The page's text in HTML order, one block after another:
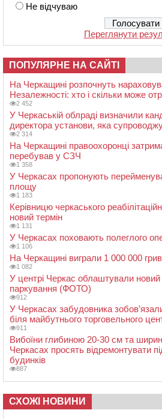
Не відчуваю
Переглянути
ПОПУЛЯРНЕ НА САЙТІ
На Черкащині розпочнуть
Незалежності: хто і скільки може
2 452
У Черкаській облраді визначили
директора установи, яка
2 314
На Черкащині правоохоронці
перебував у СЗЧ
1 358
У Черкасах пропонують
площу
1 183
Керівницю черкаського
новий термін
1 131
У Черкасах поховають полеглого
1 106
На Черкащині виграли 1 000 000
1 082
У центрі Черкас облаштували
паркування (ФОТО)
912
У Черкасах забудовника
біля майбутнього торговельного
911
Вибоїни глибиною 20-30 см та
Черкасах просять відремонтувати
будинків
887
СХОЖІ НОВИНИ